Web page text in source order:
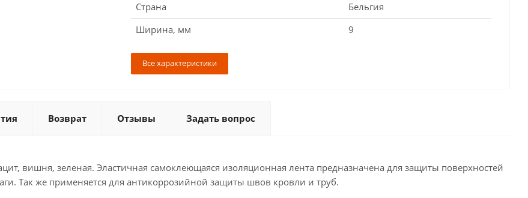
Страна
Бельгия
Ширина, мм
9
Все характеристики
Возврат Отзывы Задать вопрос
вишня, зеленая. Эластичная самоклеющаяся изоляционная лента предназначена для защиты поверхностей
Так же применяется для антикоррозийной защиты швов кровли и труб.